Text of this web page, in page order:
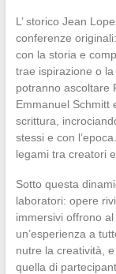
L’ storico Jean
conferenze
con la storia e
trae ispirazione o
potranno ascoltare
Emmanuel Schmitt
scrittura,
stessi e con
legami tra creatori
Sotto questa
laboratori: opere
immersivi offrono
un’esperienza a
nutre la creatività,
quella di